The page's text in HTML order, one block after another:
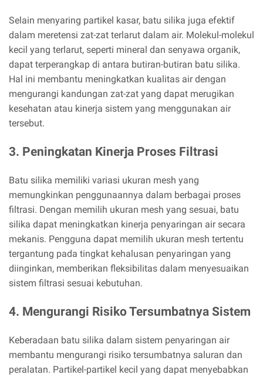
Selain menyaring partikel kasar, batu silika juga efektif
dalam meretensi zat-zat terlarut dalam air. Molekul-molekul
kecil yang terlarut, seperti mineral dan senyawa organik,
dapat terperangkap di antara butiran-butiran batu silika.
Hal ini membantu meningkatkan kualitas air dengan
mengurangi kandungan zat-zat yang dapat merugikan
kesehatan atau kinerja sistem yang menggunakan air
tersebut.
3. Peningkatan Kinerja Proses Filtrasi
Batu silika memiliki variasi ukuran mesh yang
memungkinkan penggunaannya dalam berbagai proses
filtrasi. Dengan memilih ukuran mesh yang sesuai, batu
silika dapat meningkatkan kinerja penyaringan air secara
mekanis. Pengguna dapat memilih ukuran mesh tertentu
tergantung pada tingkat kehalusan penyaringan yang
diinginkan, memberikan fleksibilitas dalam menyesuaikan
sistem filtrasi sesuai kebutuhan.
4. Mengurangi Risiko Tersumbatnya Sistem
Keberadaan batu silika dalam sistem penyaringan air
membantu mengurangi risiko tersumbatnya saluran dan
peralatan. Partikel-partikel kecil yang dapat menyebabkan